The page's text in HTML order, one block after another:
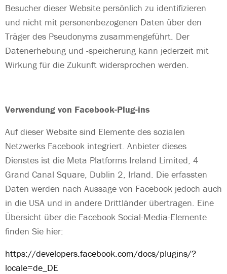
Besucher dieser Website persönlich zu identifizieren
und nicht mit personenbezogenen Daten über den
Träger des Pseudonyms zusammengeführt. Der
Datenerhebung und -speicherung kann jederzeit mit
Wirkung für die Zukunft widersprochen werden.
Verwendung von Facebook-Plug-ins
Auf dieser Website sind Elemente des sozialen
Netzwerks Facebook integriert. Anbieter dieses
Dienstes ist die Meta Platforms Ireland Limited, 4
Grand Canal Square, Dublin 2, Irland. Die erfassten
Daten werden nach Aussage von Facebook jedoch auch
in die USA und in andere Drittländer übertragen. Eine
Übersicht über die Facebook Social-Media-Elemente
finden Sie hier:
https://developers.facebook.com/docs/plugins/?
locale=de_DE